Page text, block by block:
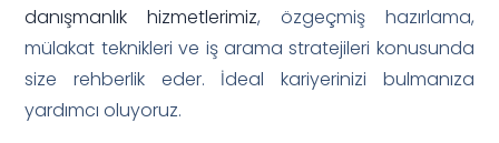
danışmanlık hizmetlerimiz, özgeçmiş hazırlama,
mülakat teknikleri ve iş arama stratejileri konusunda
size rehberlik eder. İdeal kariyerinizi bulmanıza
yardımcı oluyoruz.